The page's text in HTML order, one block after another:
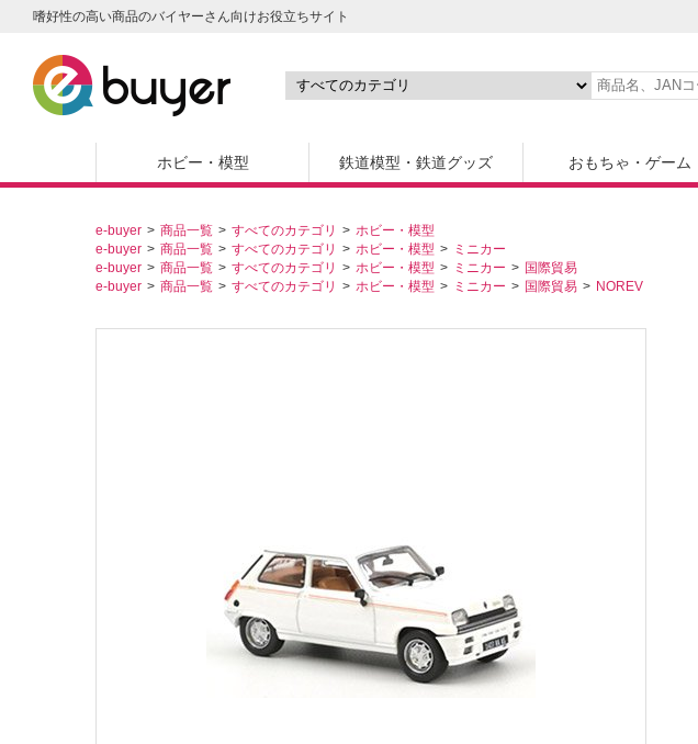
嗜好性の高い商品のバイヤーさん向けお役立ちサイト
ホビー・模型 鉄道模型・鉄道グッズ おもちゃ・ゲーム
e-buyer 商品一覧 すべてのカテゴリ
ホビー・模型
e-buyer
商品一覧 すべてのカテゴリ ホビー・模型
ミニカー
e-buyer
商品一覧 すべてのカテゴリ ホビー・模型 ミニカー
国際貿易
e-buyer
商品一覧 すべてのカテゴリ ホビー・模型 ミニカー 国際貿易 NOREV